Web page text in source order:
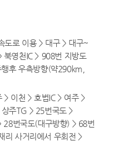
도로 이용 > 대구 > 대구~
북영천IC > 908번 지방도
후 우측방향(약290km,
> 이천 > 호법IC > 여주 >
주TG > 25번국도 >
28번국도(대구방향) > 68번
리 사거리에서 우회전 >